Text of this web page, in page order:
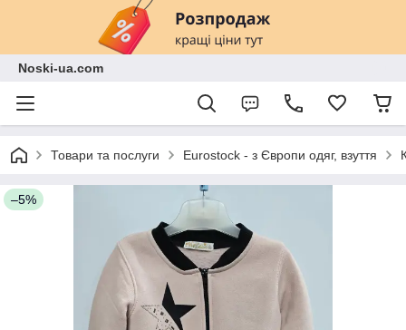
Noski-ua.com
Товари та послуги Eurostock - з Європи одяг, взуття
–5%